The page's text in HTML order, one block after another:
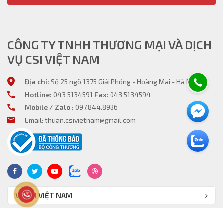
CÔNG TY TNHH THƯƠNG MẠI VÀ DỊCH
VỤ CSI VIỆT NAM
Địa chỉ: Số 25 ngõ 1375 Giải Phóng - Hoàng Mai - Hà Nội
Hotline: 043 5134591 Fax: 043 5134594
Mobile / Zalo : 097.844.8986
Email: thuan.csivietnam@gmail.com
VỀ CSI VIỆT NAM